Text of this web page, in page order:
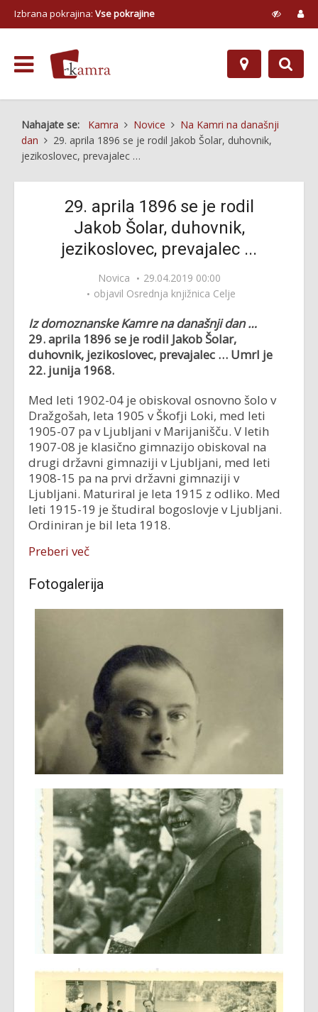
Izbrana pokrajina: Vse pokrajine
Nahajate se: Kamra Novice
Na Kamri na današnji
dan
29. aprila 1896 se je rodil Jakob Šolar, duhovnik,
jezikoslovec, prevajalec …
29. aprila 1896 se je rodil
Jakob Šolar, duhovnik,
jezikoslovec, prevajalec ...
Novica
29.04.2019 00:00
objavil Osrednja knjižnica Celje
Iz domoznanske Kamre na današnji dan …
29. aprila 1896 se je rodil Jakob Šolar,
duhovnik, jezikoslovec, prevajalec … Umrl je
22. junija 1968.
Med leti 1902-04 je obiskoval osnovno šolo v
Dražgošah, leta 1905 v Škofji Loki, med leti
1905-07 pa v Ljubljani v Marijanišču. V letih
1907-08 je klasično gimnazijo obiskoval na
drugi državni gimnaziji v Ljubljani, med leti
1908-15 pa na prvi državni gimnaziji v
Ljubljani. Maturiral je leta 1915 z odliko. Med
leti 1915-19 je študiral bogoslovje v Ljubljani.
Ordiniran je bil leta 1918.
Preberi več
Fotogalerija